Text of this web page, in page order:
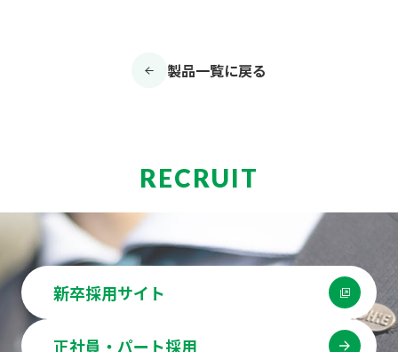
製品一覧に戻る
RECRUIT
新卒採用サイト
正社員・パート採用